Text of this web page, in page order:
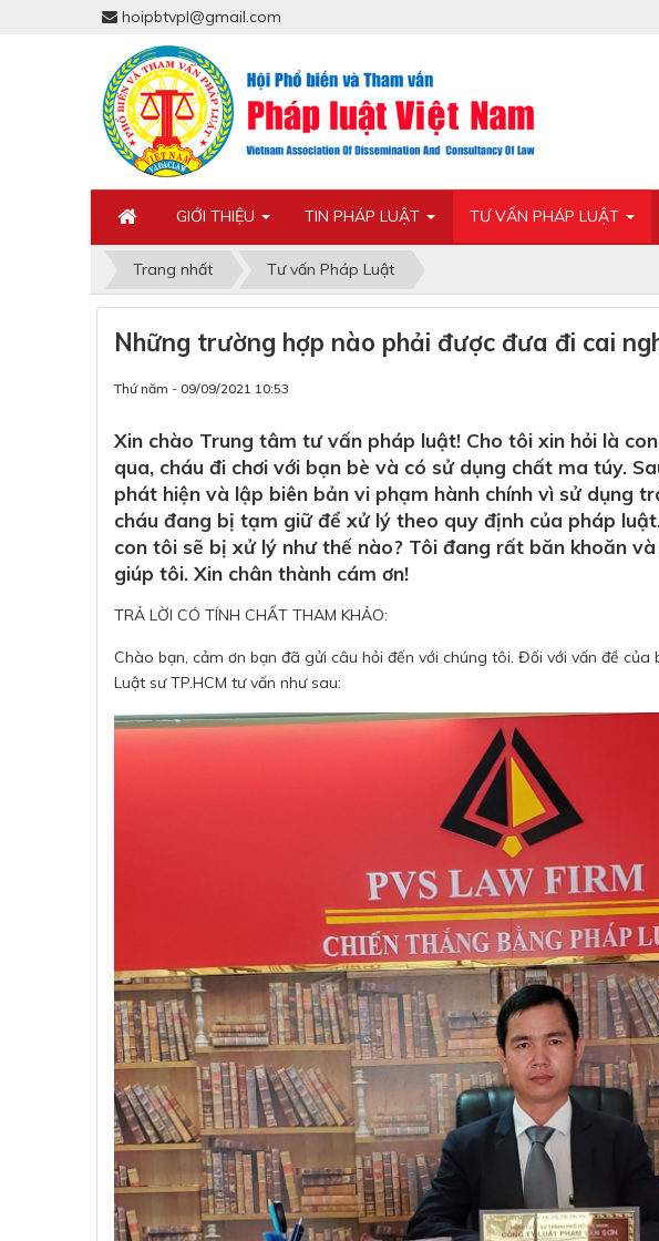
GIỚI THIỆU TIN PHÁP LUẬT TƯ VẤN PHÁP LUẬT
hoipbtvpl@gmail.com
Trang nhất Tư vấn Pháp Luật
Những trường hợp nào phải được đưa đi cai
Thứ năm - 09/09/2021 10:53
Xin chào Trung tâm tư vấn pháp luật! Cho tôi xin hỏi là
qua, cháu đi chơi với bạn bè và có sử dụng chất ma túy.
phát hiện và lập biên bản vi phạm hành chính vì sử dụng
cháu đang bị tạm giữ để xử lý theo quy định của pháp
con tôi sẽ bị xử lý như thế nào? Tôi đang rất băn khoăn
giúp tôi. Xin chân thành cám ơn!
TRẢ LỜI CÓ TÍNH CHẤT THAM KHẢO:
Chào bạn, cảm ơn bạn đã gửi câu hỏi đến với chúng tôi. Đối với vấn đề của
Luật sư TP.HCM tư vấn như sau: